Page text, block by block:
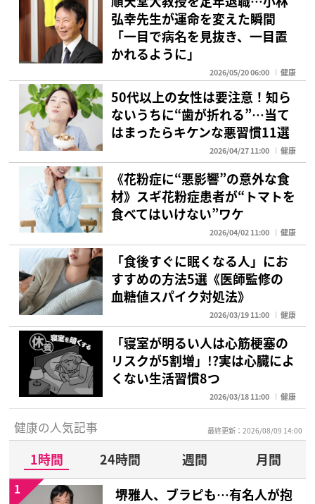
弘幸先生が運命を変えた瞬間
「一目で病名を見抜き、一目置
かれるように」
2026/05/20 06:00 健康
50代以上の女性は要注意！知ら
ないうちに“歯が折れる”…当て
はまったらキケンな悪習慣11選
2026/04/27 11:00 健康
《花粉症に“悪影響”の意外な食
材》スギ花粉症患者が“トマトを
食べてはいけない”ワケ
2026/04/02 11:00 健康
「食後すぐに眠くなる人」にお
すすめの方法5選《医師監修の
血糖値スパイク対処法》
2026/03/19 11:00 健康
「寝室が明るい人は心筋梗塞の
リスクが5割増」!?実は心臓によ
くない生活習慣8つ
2026/03/18 11:00 健康
健康の人気記事 最終更新：2026/08/09 14:00
1時間 24時間 週間
月間
堺雅人、ブラピも…有名人が抱
1